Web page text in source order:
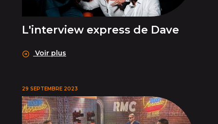
L'interview express de Dave
Voir plus
29 SEPTEMBRE 2023